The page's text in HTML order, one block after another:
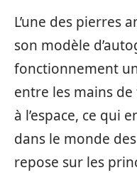
L’une des pierres
son modèle
fonctionnement
entre les mains
à l’espace, ce qui
dans le monde
repose sur les